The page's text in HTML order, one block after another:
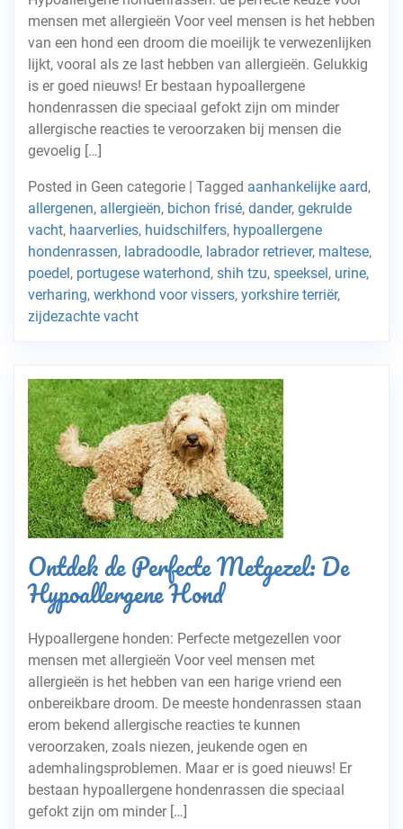
mensen met allergieën Voor veel mensen is het hebben
van een hond een droom die moeilijk te verwezenlijken
lijkt, vooral als ze last hebben van allergieën. Gelukkig
is er goed nieuws! Er bestaan hypoallergene
hondenrassen die speciaal gefokt zijn om minder
allergische reacties te veroorzaken bij mensen die
gevoelig […]
Posted in Geen categorie | Tagged aanhankelijke aard,
allergenen, allergieën, bichon frisé, dander, gekrulde
vacht, haarverlies, huidschilfers, hypoallergene
hondenrassen, labradoodle, labrador retriever, maltese,
poedel, portugese waterhond, shih tzu, speeksel, urine,
verharing, werkhond voor vissers, yorkshire terriër,
zijdezachte vacht
Ontdek de Perfecte Metgezel: De
Hypoallergene Hond
Hypoallergene honden: Perfecte metgezellen voor
mensen met allergieën Voor veel mensen met
allergieën is het hebben van een harige vriend een
onbereikbare droom. De meeste hondenrassen staan
erom bekend allergische reacties te kunnen
veroorzaken, zoals niezen, jeukende ogen en
ademhalingsproblemen. Maar er is goed nieuws! Er
bestaan hypoallergene hondenrassen die speciaal
gefokt zijn om minder […]